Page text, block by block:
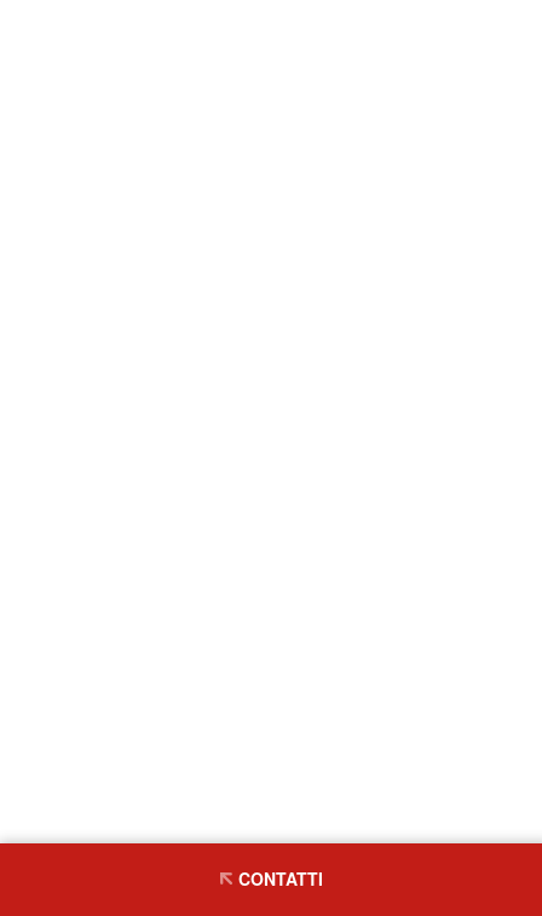
CONTATTI